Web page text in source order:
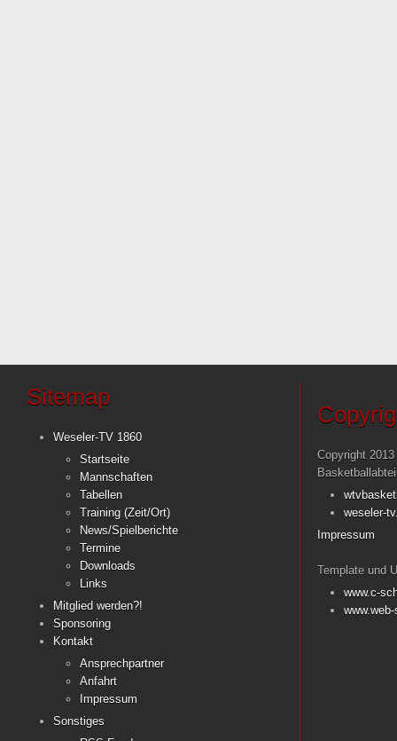
Sitemap
Weseler-TV 1860
Startseite
Mannschaften
Tabellen
Training (Zeit/Ort)
News/Spielberichte
Termine
Downloads
Links
Mitglied werden?!
Sponsoring
Kontakt
Ansprechpartner
Anfahrt
Impressum
Sonstiges
Copyright
weseler-
Impressum
Template und
www.c-